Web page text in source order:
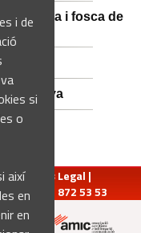
i de
si
o
així
en
en
màgica i fosca de
Catalunya
som Avís Legal |
| Tel.: 93 872 53 53